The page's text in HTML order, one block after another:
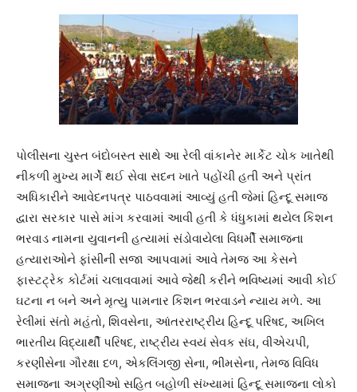
પોલીસના ચુસ્ત બંદોબસ્ત સાથે આ રેલી વાંકાનેર માર્કેટ ચોક ખાતેથી
નીકળી મુખ્ય માર્ગે થઈ સેવા સદન ખાતે પહોંચી હતી અને પ્રાંત
અધિકારીને આવેદનપત્ર પાઠવવામાં આવ્યું હતી જેમાં હિન્દૂ સમાજ
દ્વારા સરકાર પાસે માંગ કરવામાં આવી હતી કે ધંધુકામાં થયેલ કિશન
ભરવાડ નામના યુવાનની હત્યામાં સંડોવાયેલા વિધર્મી સમાજના
હત્યારાઓને ફાંસીની સજા આપવામાં આવે તેમજ આ કેસને
ફાસ્ટટ્રેક કોર્ટમાં ચલાવવામાં આવે જેથી કરીને ભવિષ્યમાં આવી કોઈ
ઘટના ન બને અને મૃત્યુ પામનાર કિશન ભરવાડને ન્યાય મળે. આ
રેલીમાં સંતો મહંતો, શિવસેના, આંતરરાષ્ટ્રીય હિન્દૂ પરિષદ, અખિલ
ભારતીય વિદ્યાર્થી પરિષદ, રાષ્ટ્રીય સ્વયં સેવક સંઘ, વીએચપી,
કરણીસેના ગૌરક્ષા દળ, એકલિંગજી સેના, ભીમસેના, તેમજ વિવિધ
સમાજના અગ્રણીઓ સહિત બહોળી સંખ્યામાં હિન્દૂ સમાજના લોકો